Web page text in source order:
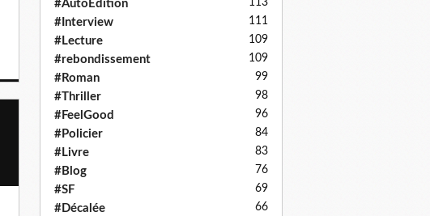
#AutoEdition 113
#Interview 111
#Lecture 109
#rebondissement 109
#Roman 99
#Thriller 98
#FeelGood 96
#Policier 84
#Livre 83
#Blog 76
#SF 69
#Décalée 66